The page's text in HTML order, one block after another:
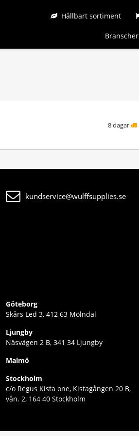
Hållbart sortiment
Branscher
8 dagar
kundservice@wulffsupplies.se
Göteborg
Skårs Led 3, 412 63 Mölndal
Ljungby
Näsvägen 2 B, 341 34 Ljungby
Malmö
Stockholm
c/o Regus Kista one, Kistagången 20 B,
vån. 2, 164 40 Stockholm